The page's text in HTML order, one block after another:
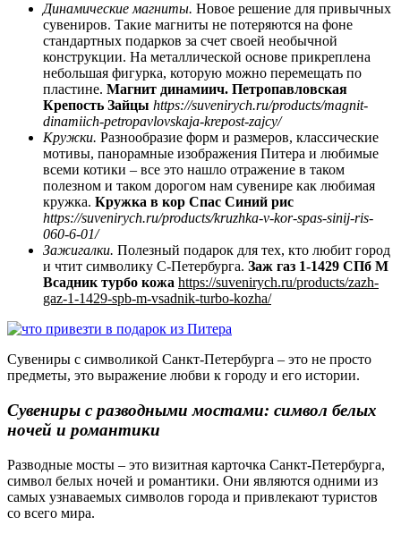
Динамические магниты. Новое решение для привычных
сувениров. Такие магниты не потеряются на фоне
стандартных подарков за счет своей необычной
конструкции. На металлической основе прикреплена
небольшая фигурка, которую можно перемещать по
пластине. Магнит динамиич. Петропавловская
Крепость Зайцы https://suvenirych.ru/products/magnit-
dinamiich-petropavlovskaja-krepost-zajcy/
Кружки. Разнообразие форм и размеров, классические
мотивы, панорамные изображения Питера и любимые
всеми котики – все это нашло отражение в таком
полезном и таком дорогом нам сувенире как любимая
кружка. Кружка в кор Спас Синий рис
https://suvenirych.ru/products/kruzhka-v-kor-spas-sinij-ris-
060-6-01/
Зажигалки. Полезный подарок для тех, кто любит город
и чтит символику С-Петербурга. Заж газ 1-1429 СПб М
Всадник турбо кожа https://suvenirych.ru/products/zazh-
gaz-1-1429-spb-m-vsadnik-turbo-kozha/
Сувениры с символикой Санкт-Петербурга – это не просто
предметы, это выражение любви к городу и его истории.
Сувениры с разводными мостами: символ белых
ночей и романтики
Разводные мосты – это визитная карточка Санкт-Петербурга,
символ белых ночей и романтики. Они являются одними из
самых узнаваемых символов города и привлекают туристов
со всего мира.